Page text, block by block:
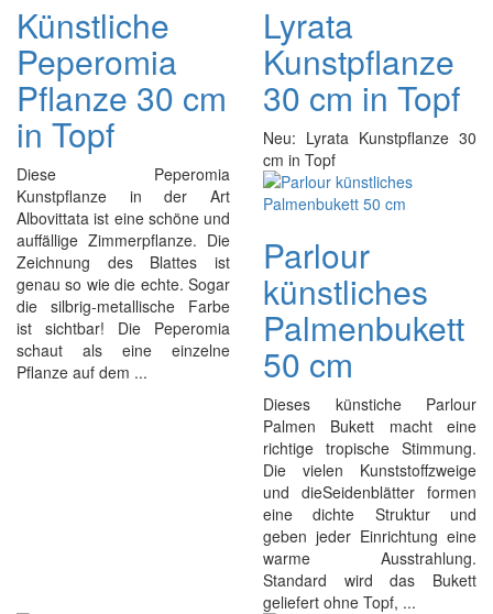
Künstliche
Peperomia
Pflanze 30 cm
in Topf
Diese Peperomia
Kunstpflanze in der Art
Albovittata ist eine schöne und
auffällige Zimmerpflanze. Die
Zeichnung des Blattes ist
genau so wie die echte. Sogar
die silbrig-metallische Farbe
ist sichtbar! Die Peperomia
schaut als eine einzelne
Pflanze auf dem ...
Lyrata
Kunstpflanze
30 cm in Topf
Neu: Lyrata Kunstpflanze 30
cm in Topf
Parlour
künstliches
Palmenbukett
50 cm
Dieses künstiche Parlour
Palmen Bukett macht eine
richtige tropische Stimmung.
Die vielen Kunststoffzweige
und dieSeidenblätter formen
eine dichte Struktur und
geben jeder Einrichtung eine
warme Ausstrahlung.
Standard wird das Bukett
geliefert ohne Topf, ...